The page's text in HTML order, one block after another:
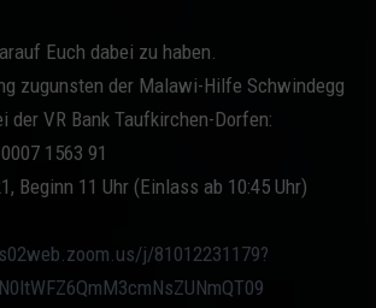
Euch dabei zu haben.
zugunsten der Malawi-Hilfe Schwindegg
der VR Bank Taufkirchen-Dorfen:
1563 91
Beginn 11 Uhr (Einlass ab 10:45 Uhr)
j/81012231179?